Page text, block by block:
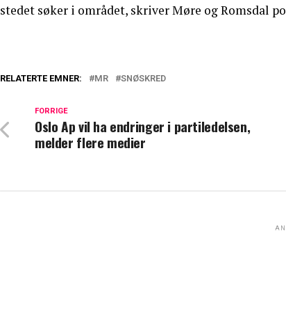
stedet søker i området, skriver Møre og Romsdal
RELATERTE EMNER: MR SNØSKRED
FORRIGE
Oslo Ap vil ha endringer i partiledelsen,
melder flere medier